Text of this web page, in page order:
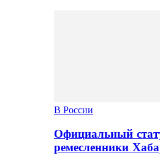
В России
Официальный
ремесленники